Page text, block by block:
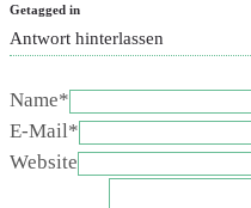
Getagged in
Antwort hinterlassen
Name*
E-Mail*
Website